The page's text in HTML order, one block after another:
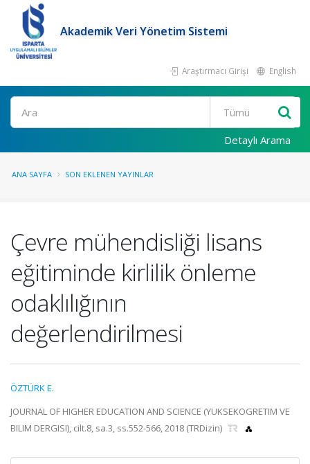
Akademik Veri Yönetim Sistemi
Araştırmacı Girişi English
Ara
Detaylı Arama
ANA SAYFA SON EKLENEN YAYINLAR
Çevre mühendisliği lisans
eğitiminde kirlilik önleme
odaklılığının
değerlendirilmesi
ÖZTÜRK E.
JOURNAL OF HIGHER EDUCATION AND SCIENCE (YUKSEKOGRETIM VE
BILIM DERGISI), cilt.8, sa.3, ss.552-566, 2018 (TRDizin)